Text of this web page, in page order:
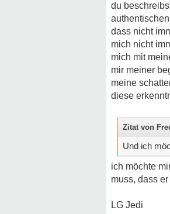
du
dass nicht
mich nicht
mich mit
mir meiner
meine
diese
Zitat von
Und ich
ich möchte
muss, dass
LG Jedi